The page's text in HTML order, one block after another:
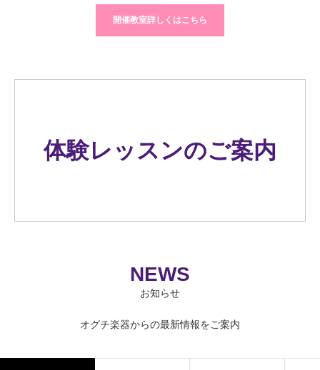
開催教室詳しくはこちら
体験レッスンのご案内
NEWS
お知らせ
オグチ楽器からの最新情報をご案内